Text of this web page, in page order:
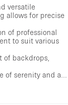
versatile
allows for precise
of professional
to suit various
of backdrops,
serenity and a...